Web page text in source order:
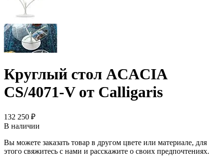
Круглый стол ACACIA
CS/4071-V от Calligaris
132 250 ₽
В наличии
Вы можете заказать товар в другом цвете или материале, для
этого свяжитесь с нами и расскажите о своих предпочтениях.